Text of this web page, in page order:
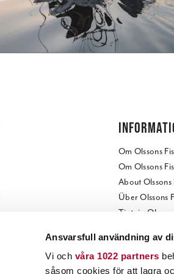
Ansvarsfull användning av
Vi och våra 1022 partners
såsom cookies för att lagra
Om Olssons
Om Olssons
About Olssons
Über Olssons
Tietoja Olssons
Besök vår butik
Visit our store